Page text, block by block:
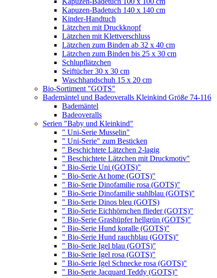
Kapuzen-Badetuch 140 x 140 cm
Kinder-Handtuch
Lätzchen mit Druckknopf
Lätzchen mit Klettverschluss
Lätzchen zum Binden ab 32 x 40 cm
Lätzchen zum Binden bis 25 x 30 cm
Schlupflätzchen
Seiftücher 30 x 30 cm
Waschhandschuh 15 x 20 cm
Bio-Sortiment "GOTS"
Bademäntel und Badeoveralls Kleinkind Größe 74-116
Bademäntel
Badeoveralls
Serien "Baby und Kleinkind"
" Uni-Serie Musselin"
" Uni-Serie" zum Besticken
" Beschichtete Lätzchen 2-lagig
" Beschichtete Lätzchen mit Druckmotiv"
" Bio-Serie Uni (GOTS)"
" Bio-Serie At home (GOTS)"
" Bio-Serie Dinofamilie rosa (GOTS)"
" Bio-Serie Dinofamilie stahlblau (GOTS)"
" Bio-Serie Dinos bleu (GOTS)
" Bio-Serie Eichhörnchen flieder (GOTS)"
" Bio-Serie Grashüpfer hellgrün (GOTS)"
" Bio-Serie Hund koralle (GOTS)"
" Bio-Serie Hund rauchblau (GOTS)"
" Bio-Serie Igel blau (GOTS)"
" Bio-Serie Igel rosa (GOTS)"
" Bio-Serie Igel Schnecke rosa (GOTS)"
" Bio-Serie Jacquard Teddy (GOTS)"